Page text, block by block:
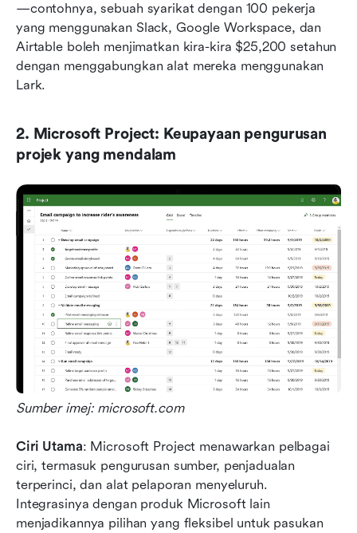
—contohnya, sebuah syarikat dengan 100 pekerja
yang menggunakan Slack, Google Workspace, dan
Airtable boleh menjimatkan kira-kira $25,200 setahun
dengan menggabungkan alat mereka menggunakan
Lark.
2. Microsoft Project: Keupayaan pengurusan
projek yang mendalam
Sumber imej: microsoft.com
Ciri Utama: Microsoft Project menawarkan pelbagai
ciri, termasuk pengurusan sumber, penjadualan
terperinci, dan alat pelaporan menyeluruh.
Integrasinya dengan produk Microsoft lain
menjadikannya pilihan yang fleksibel untuk pasukan